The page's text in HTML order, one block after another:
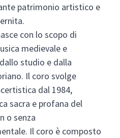
patrimonio artistico e
con lo scopo di
medievale e
studio e dalla
Il coro svolge
dal 1984,
sacra e profana del
o senza
Il coro è composto